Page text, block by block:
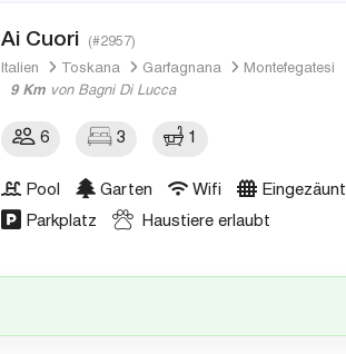
Ai Cuori (#2957)
Italien Toskana Garfagnana
Montefegatesi
9 Km von Bagni Di Lucca
6 3 1
Pool Garten Wifi
Eingezäunt
Parkplatz
Haustiere erlaubt